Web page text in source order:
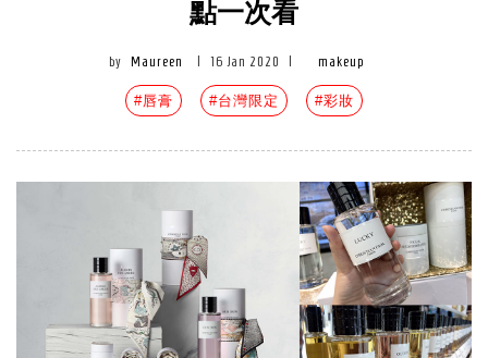
點一次看
by Maureen 16 Jan 2020 makeup
#唇膏 #台灣限定 #彩妝